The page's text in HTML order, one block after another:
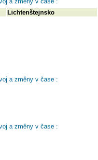
Lichtenštejnsko
a změny v čase :
a změny v čase :